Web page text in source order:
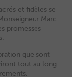
et fidèles se
Marc
promesses
que sont
tout au long